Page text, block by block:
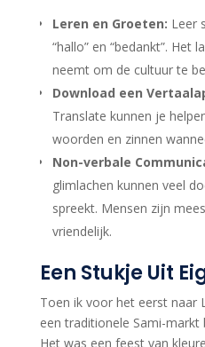
Leren en Groeten: Leer
“hallo” en “bedankt”. Het
neemt om de cultuur te
Download een
Translate kunnen je
woorden en zinnen
Non-verbale
glimlachen kunnen veel
spreekt. Mensen zijn
vriendelijk.
Een Stukje Uit
Toen ik voor het eerst naar
een traditionele Sami-markt
Het was een feest van